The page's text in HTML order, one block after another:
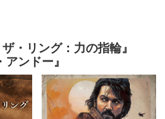
・リング：力の指輪』
ンドー』